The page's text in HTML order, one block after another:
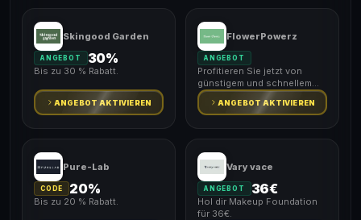
Skingood Garden
ANGEBOT 30%
Bis zu 30 % Rabatt.
ANGEBOT AKTIVIEREN
FlowerPowerz
ANGEBOT
Profitieren Sie jetzt von
günstigem und schnellem
Versand.
ANGEBOT AKTIVIEREN
Pure-Lab
CODE 20%
Bis zu 20 % Rabatt.
Vary vace
ANGEBOT 36€
Hol dir Makeup Foundation
für 36€.